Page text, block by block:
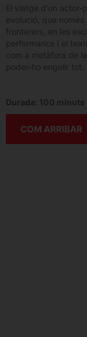
El viatge d'un actor-
evolució, que
fronterers, en les
performance i el
com a metàfora de
poder-ho engolir tot.
Durada: 100 minuts
COM ARRIBAR